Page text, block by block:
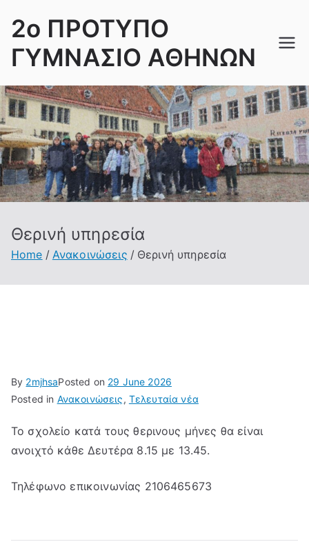
content
2ο ΠΡΟΤΥΠΟ
ΓΥΜΝΑΣΙΟ ΑΘΗΝΩΝ
Θερινή υπηρεσία
Home Ανακοινώσεις Θερινή υπηρεσία
By 2mjhsaPosted on 29 June 2026
Posted in Ανακοινώσεις, Τελευταία νέα
Το σχολείο κατά τους θερινους μήνες θα είναι
ανοιχτό κάθε Δευτέρα 8.15 με 13.45.
Τηλέφωνο επικοινωνίας 2106465673